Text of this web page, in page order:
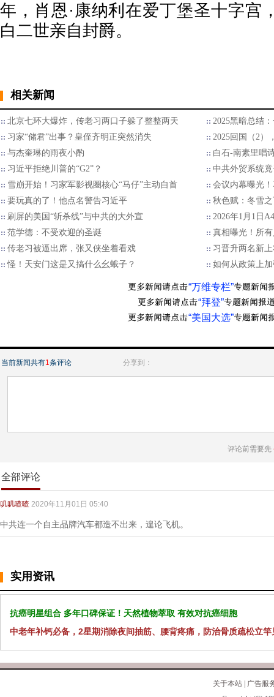
年，肖恩·康纳利在爱丁堡圣十字宫
白二世亲自封爵。
相关新闻
北京七环大爆炸，传老习两口子躲了整整两天
2025黑暗总结
习家“储君”出事？皇侄齐明正突然消失
2025回国（2）
与杰奎琳的雨夜小酌
白石-南素里唱
习近平拒绝川普的“G2”？
中共外贸系统
雪崩开始！习家军影视圈核心“马仔”主动自首
会议内幕曝光
要玩真的了！他点名警告习近平
秋色赋：冬雪
刷屏的美国“斩杀线”与中共的大外宣
2026年1月1日
范学德：不受欢迎的圣诞
真相曝光！所
传老习被逼出席，张又侠坐着看戏
习晋升两名新
怪！天安门这是又搞什么幺蛾子？
如何从政策上
“万维专栏”
“拜登”
“美国大选”
当前新闻共有1条评论 分享到：
评论前需要先
全部评论
叽叽喳喳 2020年11月01日 05:40
中共连一个自主品牌汽车都造不出来，遑论飞机。
实用资讯
抗癌明星组合 多年口碑保证！天然植物萃取 有效对抗癌细胞
中老年补钙必备，2星期消除夜间抽筋、腰背疼痛，防治骨质疏松立竿
关于本站
广告服